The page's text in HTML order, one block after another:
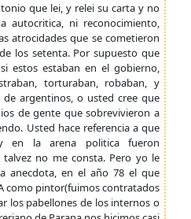
que lei, y relei su carta y no
autocritica, ni reconocimiento,
atrocidades que se cometieron
los setenta. Por supuesto que
estos estaban en el gobierno,
torturaban, robaban, y
de argentinos, o usted cree que
de gente que sobrevivieron a
Usted hace referencia a que
en la arena politica fueron
no me consta. Pero yo le
anecdota, en el año 78 el que
como pintor(fuimos contratados
los pabellones de los internos o